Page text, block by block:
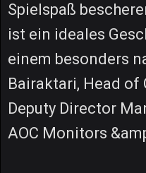
Spielspaß
ist ein ideales
einem besonders
Bairaktari, Head of
Deputy Director
AOC Monitors